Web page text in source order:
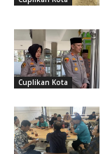
Cuplikan Kota